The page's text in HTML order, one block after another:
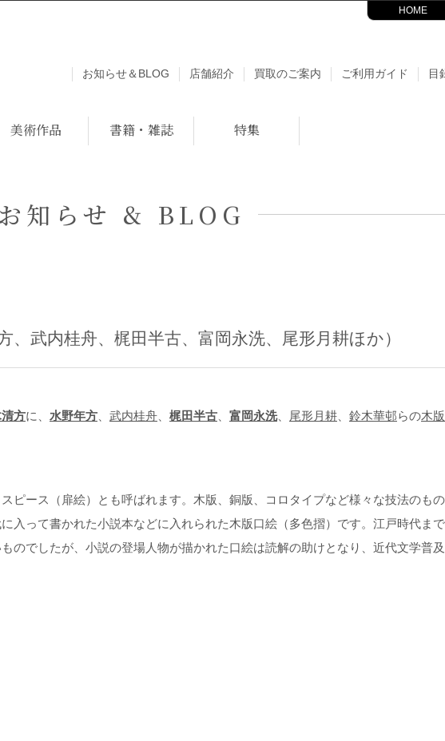
HOME
お知らせ＆BLOG 店舗紹介 買取のご案内 ご利用ガイド 目
美術作品 書籍・雑誌 特集
お知らせ & BLOG
、武内桂舟、梶田半古、富岡永洗、尾形月耕ほか）
方に、 水野年方 武内桂舟 梶田半古 富岡永洗、 尾形月耕 鈴木華邨らの木
ピース（扉絵）とも呼ばれます。木版、銅版、コロタイプなど様々な技法のも
入って書かれた小説本などに入れられた木版口絵（多色摺）です。江戸時代ま
のでしたが、小説の登場人物が描かれた口絵は読解の助けとなり、近代文学普